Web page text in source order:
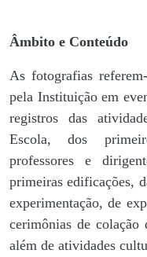
Âmbito e Conteúdo
As fotografias
pela Instituição em
registros das
Escola, dos
professores e
primeiras edificações,
experimentação, de
cerimônias de colação
além de atividades